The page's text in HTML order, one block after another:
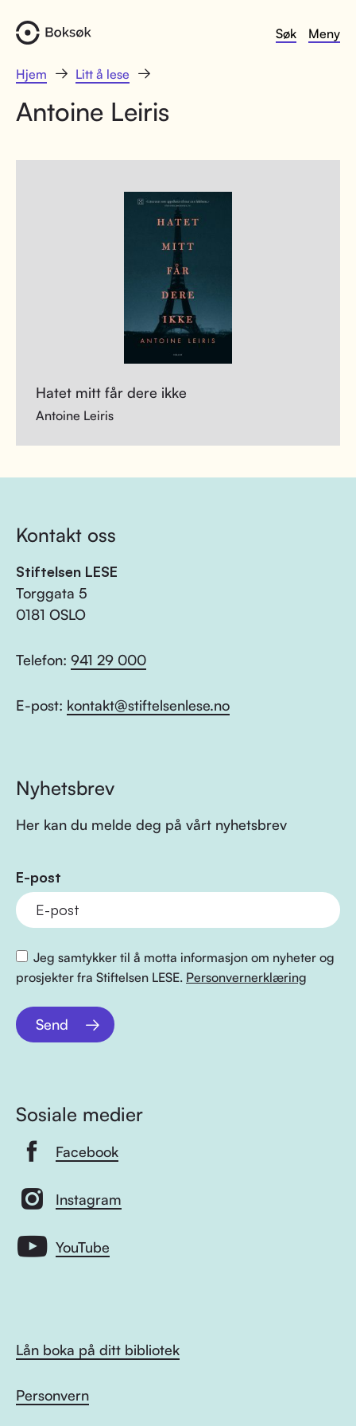
Søk Meny
Hjem Litt å lese
Antoine Leiris
Hatet mitt får dere ikke
Antoine Leiris
Kontakt oss
Stiftelsen LESE
Torggata 5
0181 OSLO
Telefon: 941 29 000
E-post: kontakt@stiftelsenlese.no
Nyhetsbrev
Her kan du melde deg på vårt nyhetsbrev
E-post
Jeg samtykker til å motta informasjon om nyheter og
prosjekter fra Stiftelsen LESE. Personvernerklæring
Send
Sosiale medier
Facebook
Instagram
YouTube
Lån boka på ditt bibliotek
Personvern